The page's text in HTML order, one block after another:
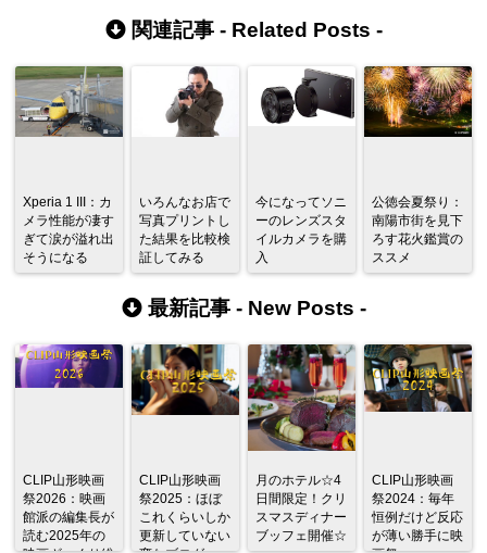
関連記事 - Related Posts -
Xperia 1 III：カ
メラ性能が凄す
ぎて涙が溢れ出
そうになる
いろんなお店で
写真プリントし
た結果を比較検
証してみる
今になってソニ
ーのレンズスタ
イルカメラを購
入
公徳会夏祭り：
南陽市街を見下
ろす花火鑑賞の
ススメ
最新記事 - New Posts -
CLIP山形映画
祭2026：映画
館派の編集長が
読む2025年の
CLIP山形映画
祭2025：ほぼ
これくらいしか
更新していない
月のホテル☆4
日間限定！クリ
スマスディナー
ブッフェ開催☆
CLIP山形映画
祭2024：毎年
恒例だけど反応
が薄い勝手に映